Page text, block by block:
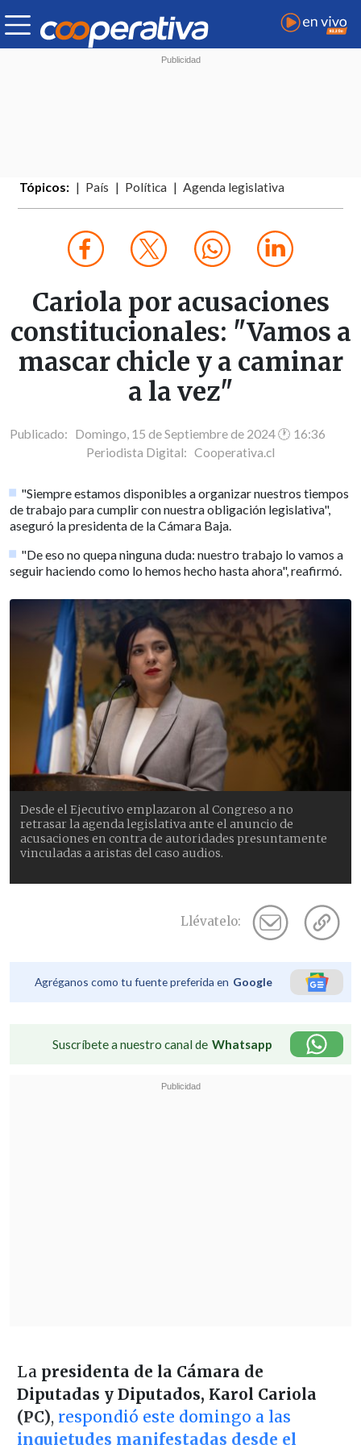
Tópicos: País Política Agenda legislativa
Cariola por acusaciones
constitucionales: "Vamos a
mascar chicle y a caminar
a la vez"
Publicado: Domingo, 15 de Septiembre de 2024 🕐 16:36
Periodista Digital: Cooperativa.cl
"Siempre estamos disponibles a organizar nuestros tiempos
de trabajo para cumplir con nuestra obligación legislativa",
aseguró la presidenta de la Cámara Baja.
"De eso no quepa ninguna duda: nuestro trabajo lo vamos a
seguir haciendo como lo hemos hecho hasta ahora", reafirmó.
Desde el Ejecutivo emplazaron al Congreso a no
retrasar la agenda legislativa ante el anuncio de
acusaciones en contra de autoridades presuntamente
vinculadas a aristas del caso audios.
Llévatelo:
Agréganos como tu fuente preferida en Google
Suscríbete a nuestro canal de Whatsapp
La presidenta de la Cámara de
Diputadas y Diputados, Karol Cariola
(PC), respondió este domingo a las
inquietudes manifestadas desde el